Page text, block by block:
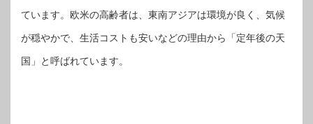
ています。欧米の高齢者は、東南アジアは環境が良く、気候
が穏やかで、生活コストも安いなどの理由から「定年後の天
国」と呼ばれています。